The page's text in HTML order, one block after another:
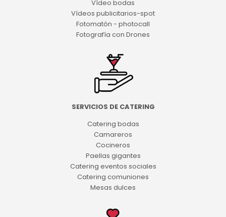
Vídeo bodas
Vídeos publicitarios-spot
Fotomatón - photocall
Fotografía con Drones
SERVICIOS DE CATERING
Catering bodas
Camareros
Cocineros
Paellas gigantes
Catering eventos sociales
Catering comuniones
Mesas dulces